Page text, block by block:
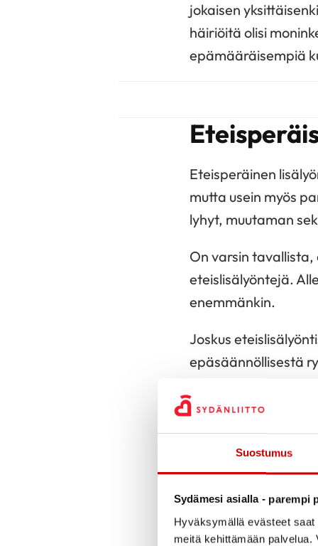
Suostumus
Sydämesi asialla - parempi
Hyväksymällä evästeet
meitä kehittämään
jokaisen
häiriöitä olisi
epämääräisempiä
Eteisperäinen
mutta usein myös
lyhyt, muutaman
On varsin
eteislisälyöntejä.
enemmänkin.
Joskus
epäsäännöllisestä
useimpien EKG:n